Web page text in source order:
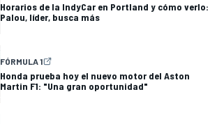
Horarios de la IndyCar en Portland y cómo verlo:
Palou, líder, busca más
FÓRMULA 1
Honda prueba hoy el nuevo motor del Aston
Martin F1: "Una gran oportunidad"